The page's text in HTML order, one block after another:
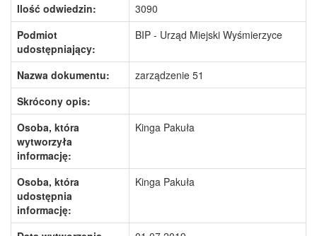
Ilość odwiedzin:
3090
Podmiot
udostępniający:
BIP - Urząd Miejski Wyśmierzyce
Nazwa dokumentu:
zarządzenie 51
Skrócony opis:
Osoba, która
wytworzyła
informację:
Kinga Pakuła
Osoba, która
udostępnia
informację:
Kinga Pakuła